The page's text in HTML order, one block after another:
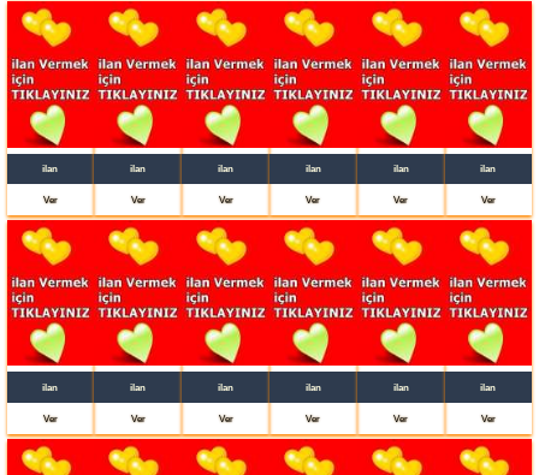
ilan
Ver
ilan
Ver
ilan
Ver
ilan
Ver
ilan
Ver
ilan
Ver
ilan
Ver
ilan
Ver
ilan
Ver
ilan
Ver
ilan
Ver
ilan
Ver